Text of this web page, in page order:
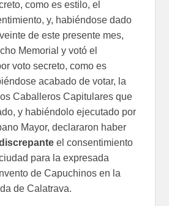
como es estilo, el
y, habiéndose dado
de este presente mes,
Memorial y votó el
voto secreto, como es
acabado de votar, la
Caballeros Capitulares que
y habiéndolo ejecutado por
Mayor, declararon haber
el consentimiento
para la expresada
de Capuchinos en la
de Calatrava.